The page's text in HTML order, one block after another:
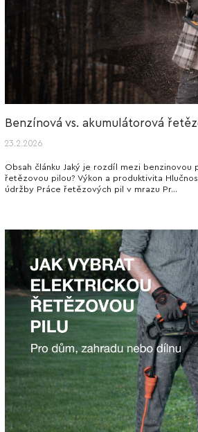
Benzínová vs. akumulátorová
23.2.2026
Obsah článku Jaký je rozdíl mezi benzinovou
řetězovou pilou? Výkon a produktivita
údržby Práce řetězových pil v mrazu Pr...